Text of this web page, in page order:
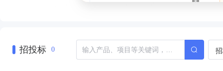
招投标 0